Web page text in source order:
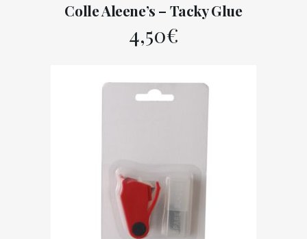
Colle Aleene’s – Tacky Glue
4,50€